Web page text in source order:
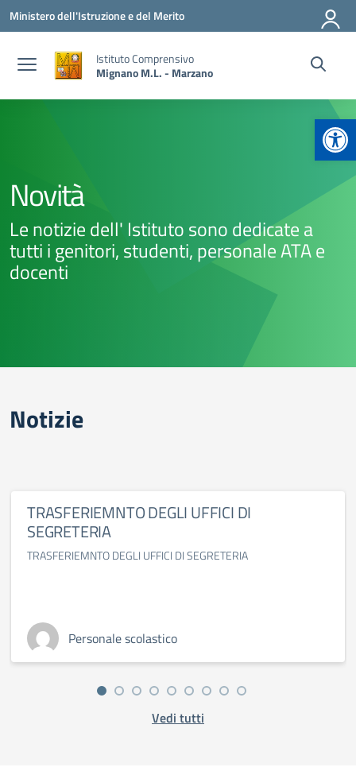
Vai ai contenuti
Vai al menu di navigazione
Vai al footer
Ministero dell'Istruzione e del Merito
Istituto Comprensivo
Mignano M.L. - Marzano
Novità
Le notizie dell' Istituto sono dedicate a
tutti i genitori, studenti, personale ATA e
docenti
Notizie
TRASFERIEMNTO DEGLI UFFICI DI
SEGRETERIA
TRASFERIEMNTO DEGLI UFFICI DI SEGRETERIA
Personale scolastico
Vedi tutti